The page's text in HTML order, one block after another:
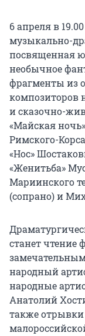
6 апреля в
музыкально-
посвященная
необычное
фрагменты из
композиторов
и сказочно-
«Майская
Римского-
«Нос»
«Женитьба»
Мариинского
(сопрано) и
станет чтение
народный
народные
Анатолий
также отрывки